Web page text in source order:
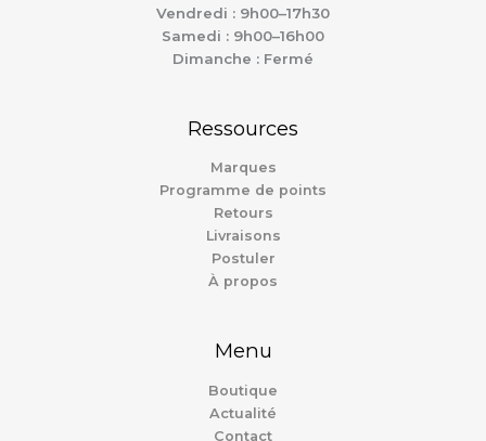
Vendredi : 9h00–17h30
Samedi : 9h00–16h00
Dimanche : Fermé
Ressources
Marques
Programme de points
Retours
Livraisons
Postuler
À propos
Menu
Boutique
Actualité
Contact